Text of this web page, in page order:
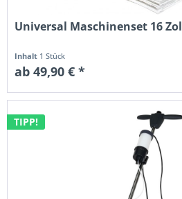
Universal Maschinenset 16
Inhalt 1 Stück
ab 49,90 € *
TIPP!